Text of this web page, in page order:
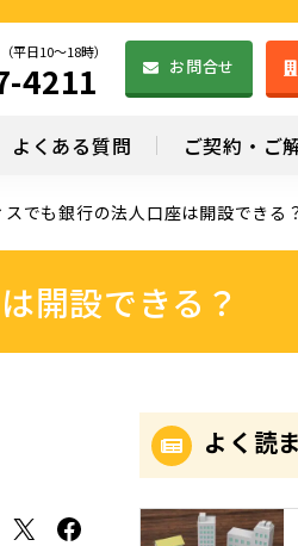
平日10～18時）
4211 お問合せ
よくある質問 ご契約・ご
スでも銀行の法人口座は開設できる
開設できる？
X Facebook
よく読